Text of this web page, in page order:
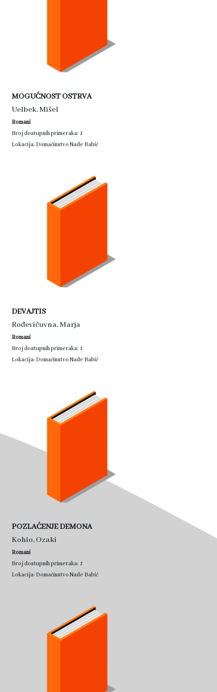
MOGUĆNOST OSTRVA
Uelbek, Mišel
Romani
Broj dostupnih primeraka: 1
Lokacija: Domaćinstvo Nade Babić
DEVAJTIS
Rođevičuvna, Marja
Romani
Broj dostupnih primeraka: 1
Lokacija: Domaćinstvo Nade Babić
POZLAĆENJE DEMONA
Kohio, Ozaki
Romani
Broj dostupnih primeraka: 1
Lokacija: Domaćinstvo Nade Babić